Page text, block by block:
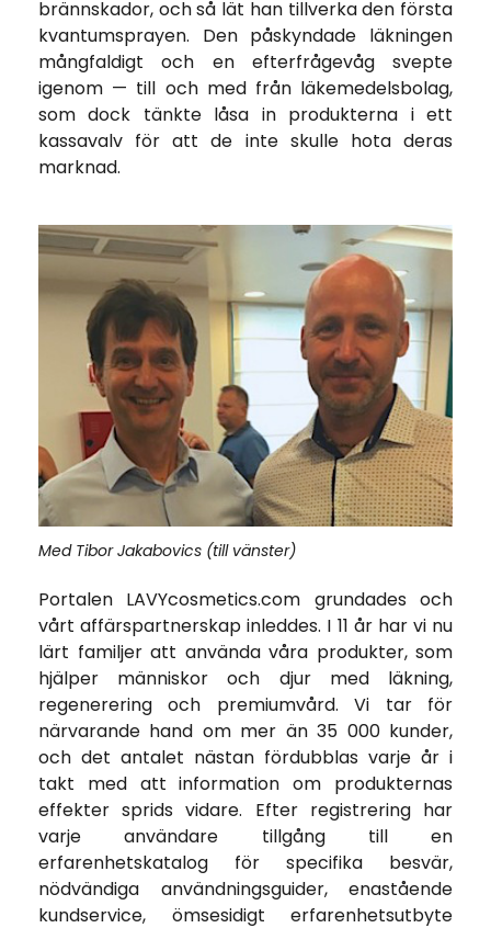
brännskador, och så lät han tillverka den första
kvantumsprayen. Den påskyndade läkningen
mångfaldigt och en efterfrågevåg svepte
igenom — till och med från läkemedelsbolag,
som dock tänkte låsa in produkterna i ett
kassavalv för att de inte skulle hota deras
marknad.
Med Tibor Jakabovics (till vänster)
Portalen LAVYcosmetics.com grundades och
vårt affärspartnerskap inleddes. I 11 år har vi nu
lärt familjer att använda våra produkter, som
hjälper människor och djur med läkning,
regenerering och premiumvård. Vi tar för
närvarande hand om mer än 35 000 kunder,
och det antalet nästan fördubblas varje år i
takt med att information om produkternas
effekter sprids vidare. Efter registrering har
varje användare tillgång till en
erfarenhetskatalog för specifika besvär,
nödvändiga användningsguider, enastående
kundservice, ömsesidigt erfarenhetsutbyte